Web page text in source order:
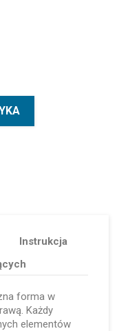
Instrukcja
forma w
Każdy
elementów